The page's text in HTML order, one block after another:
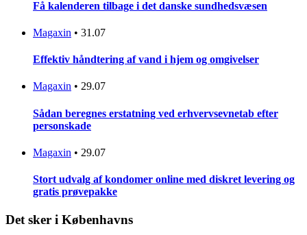
Få kalenderen tilbage i det danske sundhedsvæsen
Magaxin • 31.07
Effektiv håndtering af vand i hjem og omgivelser
Magaxin • 29.07
Sådan beregnes erstatning ved erhvervsevnetab efter
personskade
Magaxin • 29.07
Stort udvalg af kondomer online med diskret levering og
gratis prøvepakke
Det sker i Københavns